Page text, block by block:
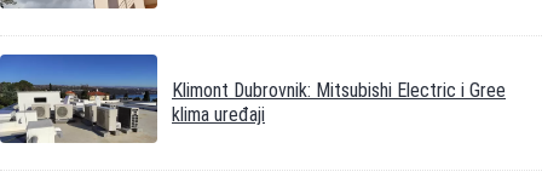
Klimont Dubrovnik: Mitsubishi Electric i Gree
klima uređaji